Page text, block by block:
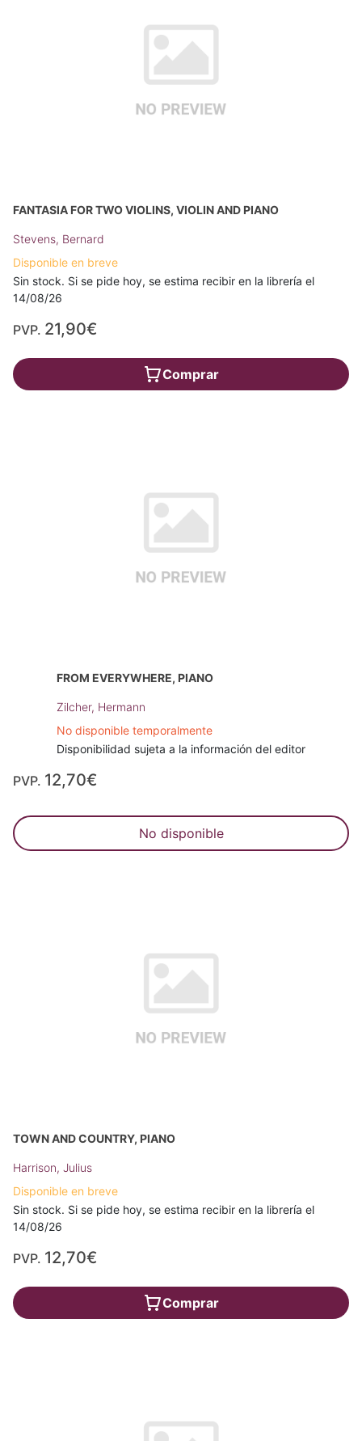
FANTASIA FOR TWO VIOLINS, VIOLIN AND PIANO
Stevens, Bernard
Disponible en breve
Sin stock. Si se pide hoy, se estima recibir en la librería el
14/08/26
PVP. 21,90€
Comprar
FROM EVERYWHERE, PIANO
Zilcher, Hermann
No disponible temporalmente
Disponibilidad sujeta a la información del editor
PVP. 12,70€
No disponible
TOWN AND COUNTRY, PIANO
Harrison, Julius
Disponible en breve
Sin stock. Si se pide hoy, se estima recibir en la librería el
14/08/26
PVP. 12,70€
Comprar